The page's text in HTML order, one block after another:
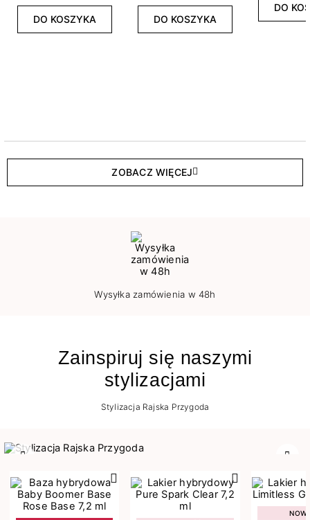
DO KOSZYKA DO KOSZYKA
DO
ZOBACZ WIĘCEJ
Wysyłka zamówienia w 48h
Zainspiruj się naszymi
stylizacjami
Stylizacja Rajska Przygoda